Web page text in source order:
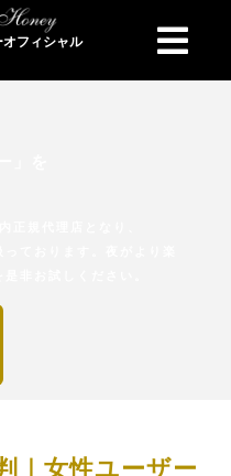
オフィシャル
｜女性ユーザー